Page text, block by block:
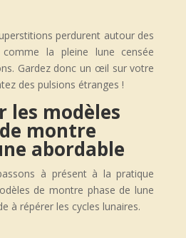
perdurent autour des
la pleine lune censée
Gardez donc un œil sur votre
des pulsions étranges !
les modèles
montre
abordable
à présent à la pratique
de montre phase de lune
à répérer les cycles lunaires.